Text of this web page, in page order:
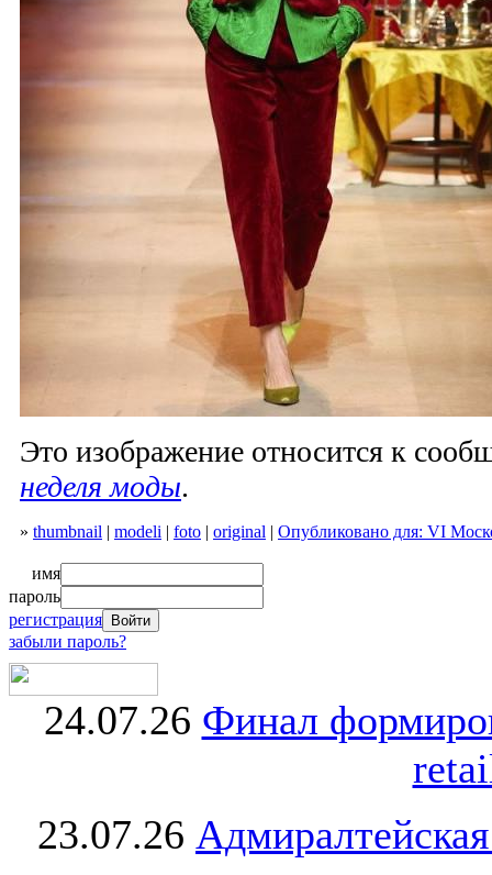
Это изображение относится к
неделя моды.
» thumbnail | modeli | foto | original | Опубликовано для: VI
имя
пароль
регистрация
забыли пароль?
24.07.26 Финал
23.07.26